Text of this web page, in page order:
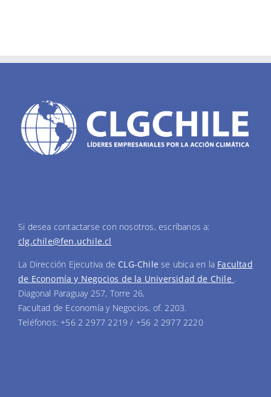
Si desea contactarse con nosotros, escríbanos a:
clg.chile@fen.uchile.cl
La Dirección Ejecutiva de CLG-Chile se ubica en la Facultad
de Economía y Negocios de la Universidad de Chile
Diagonal Paraguay 257, Torre 26,
Facultad de Economía y Negocios, of. 2203.
Teléfonos: +56 2 2977 2219 / +56 2 2977 2220